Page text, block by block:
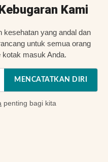
Kami
kesehatan yang andal dan
untuk semua orang
masuk Anda.
MENCATATKAN DIRI
penting bagi kita